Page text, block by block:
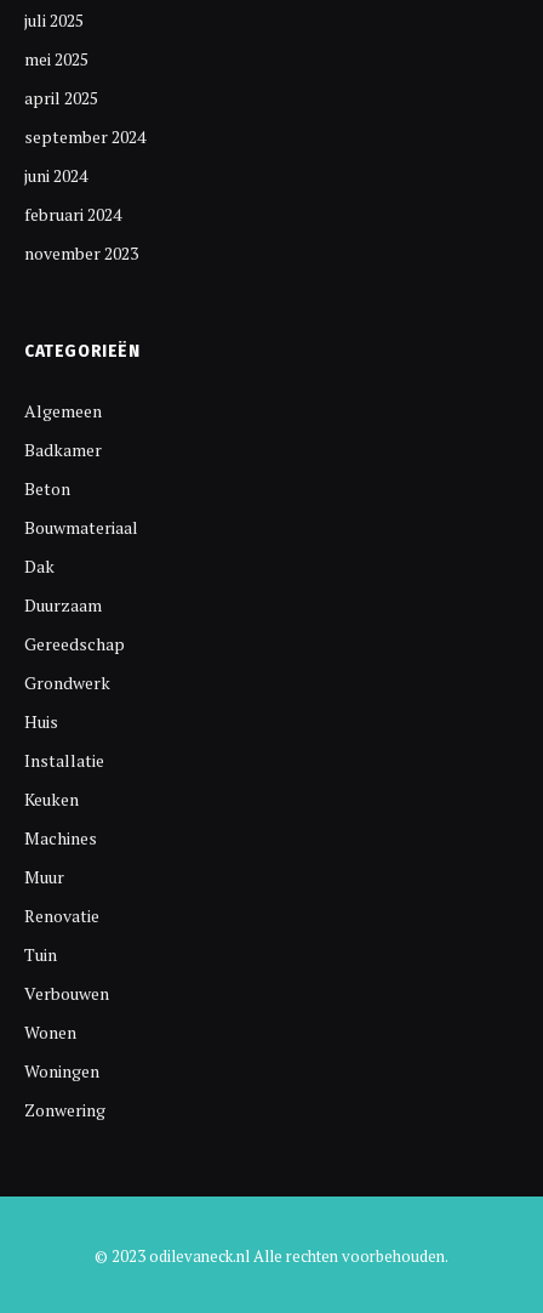
juli 2025
mei 2025
april 2025
september 2024
juni 2024
februari 2024
november 2023
CATEGORIEËN
Algemeen
Badkamer
Beton
Bouwmateriaal
Dak
Duurzaam
Gereedschap
Grondwerk
Huis
Installatie
Keuken
Machines
Muur
Renovatie
Tuin
Verbouwen
Wonen
Woningen
Zonwering
© 2023 odilevaneck.nl Alle rechten voorbehouden.